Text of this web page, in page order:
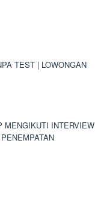
TEST | LOWONGAN
MENGIKUTI INTERVIEW